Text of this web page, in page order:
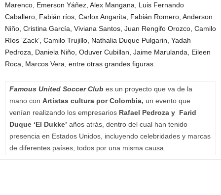
Marenco, Emerson Yáñez, Alex Mangana, Luis Fernando
Caballero, Fabián ríos, Carlox Angarita, Fabián Romero, Anderson
Niño, Cristina García, Viviana Santos, Juan Rengifo Orozco, Camilo
Ríos ‘Zack’, Camilo Trujillo, Nathalia Duque Pulgarin, Yadah
Pedroza, Daniela Niño, Oduver Cubillan, Jaime Marulanda, Eileen
Roca, Marcos Vera, entre otras grandes figuras.
Famous United Soccer Club es un proyecto que va de la
mano con Artistas cultura por Colombia, un evento que
venían realizando los empresarios Rafael Pedroza y Farid
Duque ‘El Dukke’ años atrás, dentro del cual han tenido
presencia en Estados Unidos, incluyendo celebridades y marcas
de diferentes países, todos por una misma causa.